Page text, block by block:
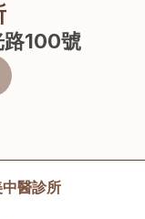
路100號
醫診所